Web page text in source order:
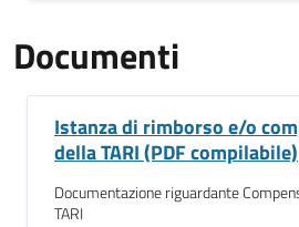
Documenti
Istanza di rimborso e/o
della TARI (PDF compilabile)
Documentazione riguardante
TARI